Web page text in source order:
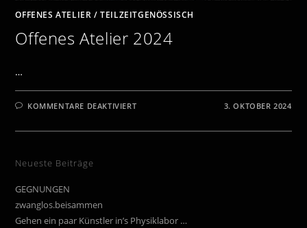
OFFENES ATELIER /TEILZEITGENÖSSISCH
Offenes Atelier 2024
…
KOMMENTARE DEAKTIVIERTFÜR
2024
3. OKTOBER 2024
Neueste Beiträge
GEGNUNGEN
zwanglos.beisammen
Gehen ein paar Künstler in’s Physiklabor …